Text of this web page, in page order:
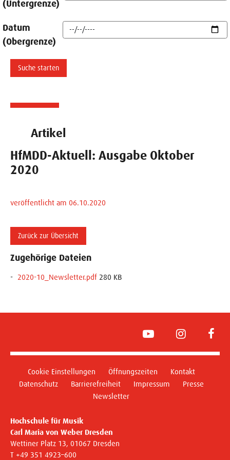
(Untergrenze)
Datum
(Obergrenze)
Artikel
HfMDD-Aktuell: Ausgabe Oktober
2020
veröffentlicht am 06.10.2020
Zurück zur Übersicht
Zugehörige Dateien
2020-10_Newsletter.pdf 280 KB
YouTube Instagram
Cookie Einstellungen Öffnungszeiten
Kontakt
Datenschutz
Barrierefreiheit Impressum
Presse
Newsletter
Hochschule für Musik
Carl Maria von Weber Dresden
Wettiner Platz 13, 01067 Dresden
T +49 351 4923–600